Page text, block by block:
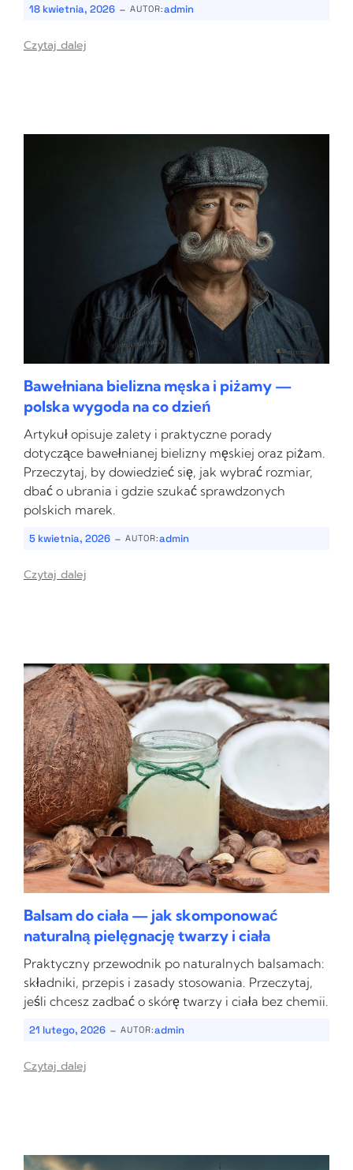
18 kwietnia, 2026 - AUTOR:admin
Czytaj dalej
Bawełniana bielizna męska i piżamy —
polska wygoda na co dzień
Artykuł opisuje zalety i praktyczne porady
dotyczące bawełnianej bielizny męskiej oraz piżam.
Przeczytaj, by dowiedzieć się, jak wybrać rozmiar,
dbać o ubrania i gdzie szukać sprawdzonych
polskich marek.
5 kwietnia, 2026 - AUTOR:admin
Czytaj dalej
Balsam do ciała — jak skomponować
naturalną pielęgnację twarzy i ciała
Praktyczny przewodnik po naturalnych balsamach:
składniki, przepis i zasady stosowania. Przeczytaj,
jeśli chcesz zadbać o skórę twarzy i ciała bez chemii.
21 lutego, 2026 - AUTOR:admin
Czytaj dalej